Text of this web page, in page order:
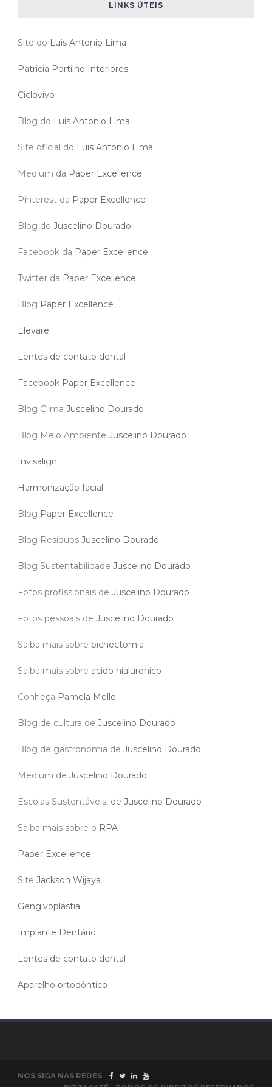
LINKS ÚTEIS
Site do Luis Antonio Lima
Patricia Portilho Interiores
Ciclovivo
Blog do Luis Antonio Lima
Site oficial do Luis Antonio Lima
Medium da Paper Excellence
Pinterest da Paper Excellence
Blog do Juscelino Dourado
Facebook da Paper Excellence
Twitter da Paper Excellence
Blog Paper Excellence
Elevare
Lentes de contato dental
Facebook Paper Excellence
Blog Clima Juscelino Dourado
Blog Meio Ambiente Juscelino Dourado
Invisalign
Harmonização facial
Blog Paper Excellence
Blog Resíduos Juscelino Dourado
Blog Sustentabilidade Juscelino Dourado
Fotos profissionais de Juscelino Dourado
Fotos pessoais de Juscelino Dourado
Saiba mais sobre bichectomia
Saiba mais sobre acido hialuronico
Conheça Pamela Mello
Blog de cultura de Juscelino Dourado
Blog de gastronomia de Juscelino Dourado
Medium de Juscelino Dourado
Escolas Sustentáveis, de Juscelino Dourado
Saiba mais sobre o RPA
Paper Excellence
Site Jackson Wijaya
Gengivoplastia
Implante Dentário
Lentes de contato dental
Aparelho ortodôntico
NOS SIGA NAS REDES